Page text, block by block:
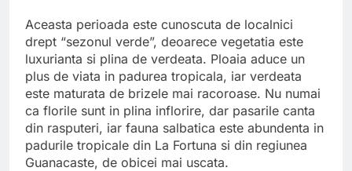
Aceasta perioada este cunoscuta de localnici
drept “sezonul verde”, deoarece vegetatia este
luxurianta si plina de verdeata. Ploaia aduce un
plus de viata in padurea tropicala, iar verdeata
este maturata de brizele mai racoroase. Nu numai
ca florile sunt in plina inflorire, dar pasarile canta
din rasputeri, iar fauna salbatica este abundenta in
padurile tropicale din La Fortuna si din regiunea
Guanacaste, de obicei mai uscata.